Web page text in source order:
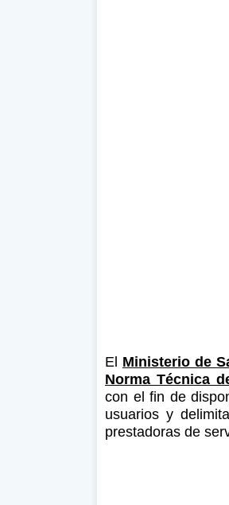
El Ministerio de
Norma Técnica
con el fin de
usuarios y
prestadoras de